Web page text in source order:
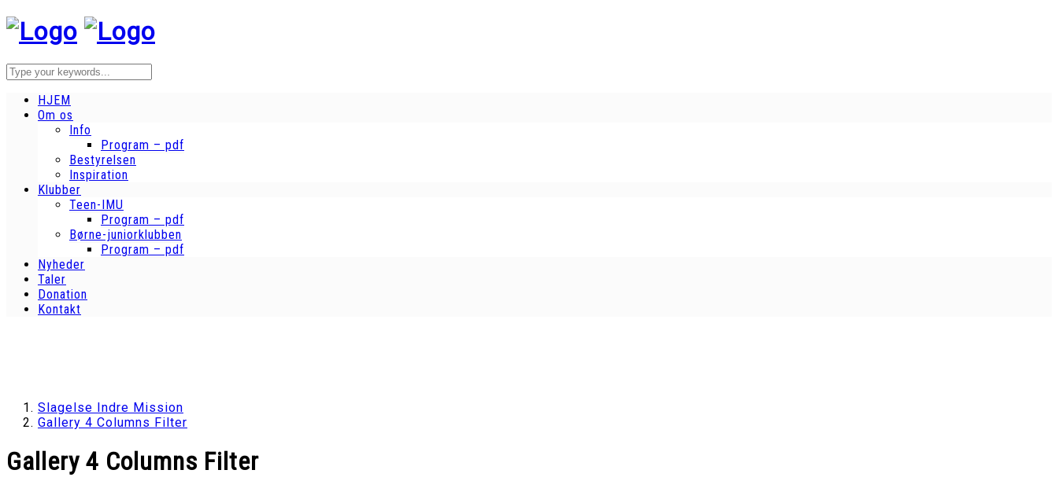
HJEM
Om os
Info
Program – pdf
Bestyrelsen
Inspiration
Klubber
Teen-IMU
Program – pdf
Børne-juniorklubben
Program – pdf
Nyheder
Taler
Donation
Kontakt
Slagelse Indre Mission
Gallery 4 Columns Filter
Gallery 4 Columns Filter